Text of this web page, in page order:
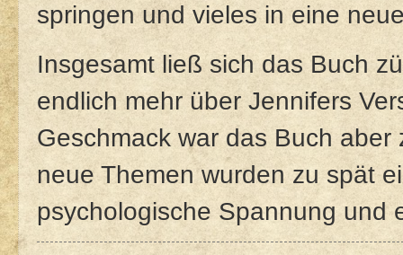
springen und vieles in eine
Insgesamt ließ sich das Buch
endlich mehr über Jennifers
Geschmack war das Buch
neue Themen wurden zu spät
psychologische Spannung und